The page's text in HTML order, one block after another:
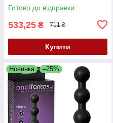
Готово до відправки
533,25 ₴ 711 ₴
Купити
Новинка –25%